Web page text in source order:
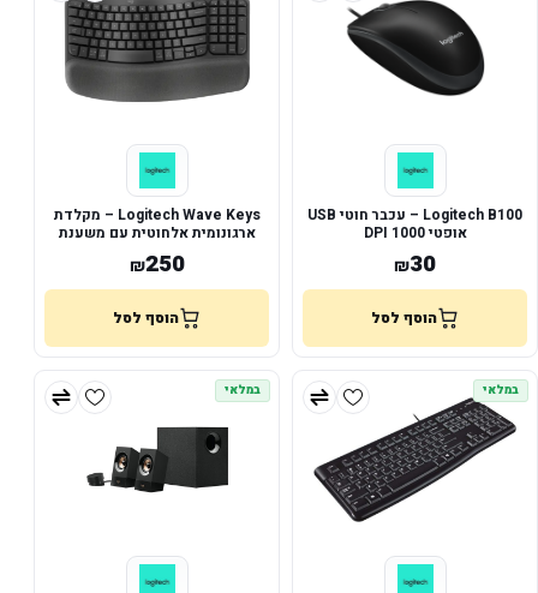
Logitech B100 – עכבר חוטי USB
אופטי 1000 DPI
₪30
הוסף לסל
Logitech Wave Keys – מקלדת
ארגונומית אלחוטית עם משענת
מרופדת
₪250
הוסף לסל
במלאי במלאי